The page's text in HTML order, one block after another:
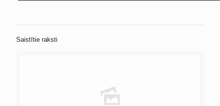
Saistītie raksti